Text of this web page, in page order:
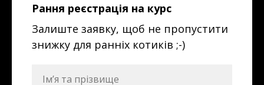
Рання реєстрація на курс
Залиште заявку, щоб не пропустити
знижку для ранніх котиків ;-)